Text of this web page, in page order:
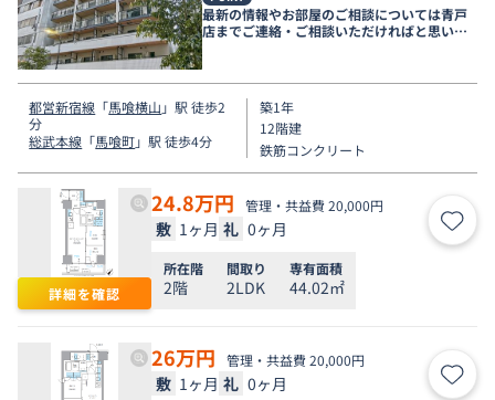
最新の情報やお部屋のご相談については青戸
店までご連絡・ご相談いただければと思いま
す。
都営新宿線 「馬喰横山 」駅 徒歩2
分
総武本線 「馬喰町」駅 徒歩4分
築1年
12階建
鉄筋コンクリート
詳細を確認
24.8万円 管理・共益費 20,000円
敷 1ヶ月 礼 0ヶ月 お気
所在階
2階
間取り
2LDK
専有面積
44.02㎡
26万円 管理・共益費 20,000円
敷 1ヶ月 礼 0ヶ月 お気